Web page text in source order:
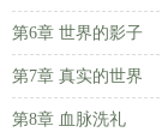
第6章 世界的影子
第7章 真实的世界
第8章 血脉洗礼